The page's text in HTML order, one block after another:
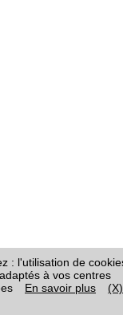
: l'utilisation de
à vos centres
En savoir plus
(X)